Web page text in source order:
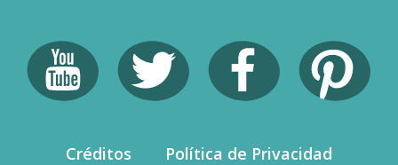
Créditos
Política de Privacidad